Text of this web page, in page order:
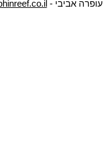
עופרה אביבי -